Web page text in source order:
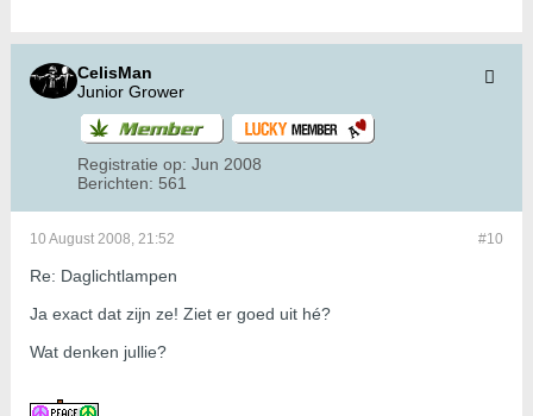
CelisMan
Junior Grower
Registratie op: Jun 2008
Berichten: 561
#10
10 August 2008, 21:52
Re: Daglichtlampen
Ja exact dat zijn ze! Ziet er goed uit hé?
Wat denken jullie?